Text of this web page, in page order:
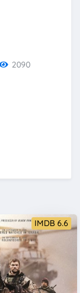
2090
IMDB 6.6